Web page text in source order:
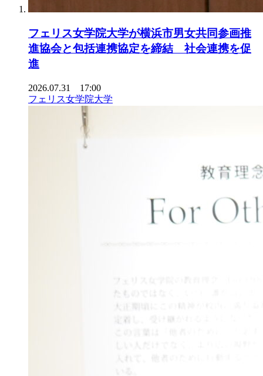
フェリス女学院大学が横浜市男女共同参画推
進協会と包括連携協定を締結 社会連携を促
進
2026.07.31 17:00
フェリス女学院大学